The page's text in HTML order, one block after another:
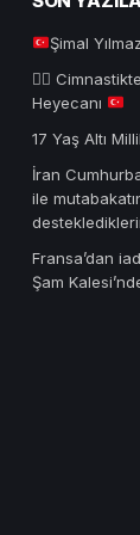
Şimal
🤸‍♂️
Heyecanı
17 Yaş Altı
İran
ile
Fransa’dan
Şam